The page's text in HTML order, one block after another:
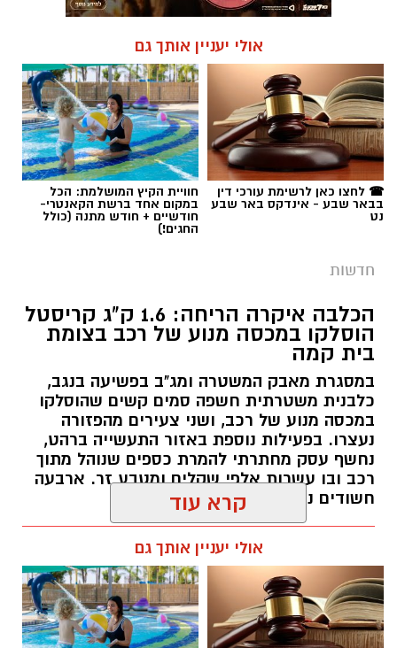
אולי יעניין אותך גם
☎ לחצו כאן לרשימת עורכי דין
בבאר שבע - אינדקס באר שבע
נט
חוויית הקיץ המושלמת: הכל
במקום אחד ברשת הקאנטרי-
חודשיים + חודש מתנה (כולל
החגים!)
חדשות
הכלבה איקרה הריחה: 1.6 ק"ג קריסטל
הוסלקו במכסה מנוע של רכב בצומת
בית קמה
במסגרת מאבק המשטרה ומג"ב בפשיעה בנגב,
כלבנית משטרתית חשפה סמים קשים שהוסלקו
במכסה מנוע של רכב, ושני צעירים מהפזורה
נעצרו. בפעילות נוספת באזור התעשייה ברהט,
נחשף עסק מחתרתי להמרת כספים שנוהל מתוך
רכב ובו עשרות אלפי שקלים ומטבע זר. ארבעה
חשודים נעצרו בסך הכל.
קרא עוד
אולי יעניין אותך גם